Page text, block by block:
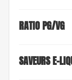
RATIO PG/VG
SAVEURS E-